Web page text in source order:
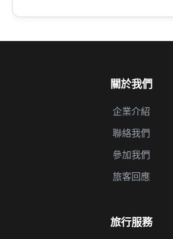
關於我們
企業介紹
聯絡我們
參加我們
旅客回應
旅行服務